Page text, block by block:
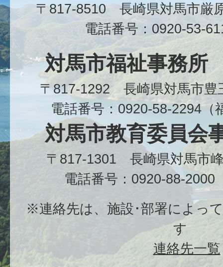
〒817-8510 長崎県対馬市
電話番号：0920-53-
対馬市福祉事務所
〒817-1292 長崎県対馬市
電話番号：0920-58-2294（
対馬市教育委員会
〒817-1301 長崎県対馬市
電話番号：0920-88-2000
※連絡先は、施設･部署によっ
す
連絡先一覧